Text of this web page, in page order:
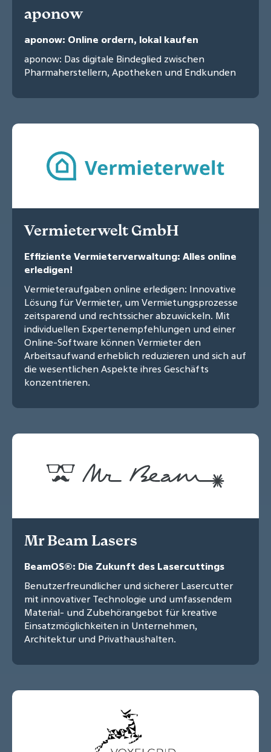
aponow
aponow: Online ordern, lokal kaufen
aponow: Das digitale Bindeglied zwischen
Pharmaherstellern, Apotheken und Endkunden
Vermieterwelt GmbH
Effiziente Vermieterverwaltung: Alles online
erledigen!
Vermieteraufgaben online erledigen: Innovative
Lösung für Vermieter, um Vermietungsprozesse
zeitsparend und rechtssicher abzuwickeln. Mit
individuellen Expertenempfehlungen und einer
Online-Software können Vermieter den
Arbeitsaufwand erheblich reduzieren und sich auf
die wesentlichen Aspekte ihres Geschäfts
konzentrieren.
Mr Beam Lasers
BeamOS®: Die Zukunft des Lasercuttings
Benutzerfreundlicher und sicherer Lasercutter
mit innovativer Technologie und umfassendem
Material- und Zubehörangebot für kreative
Einsatzmöglichkeiten in Unternehmen,
Architektur und Privathaushalten.